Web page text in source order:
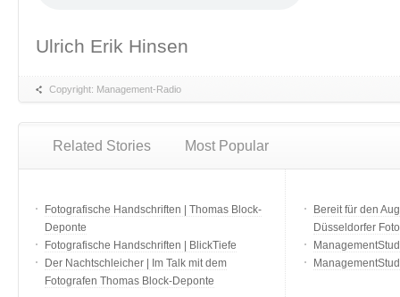
Ulrich Erik Hinsen
Copyright: Management-Radio
Related Stories Most Popular
Fotografische Handschriften | Thomas Block-
Deponte
Fotografische Handschriften | BlickTiefe
Der Nachtschleicher | Im Talk mit dem
Fotografen Thomas Block-Deponte
Bereit für den
Düsseldorfer